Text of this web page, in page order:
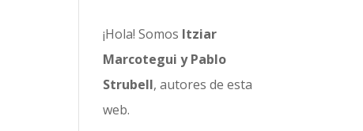
¡Hola! Somos Itziar
Marcotegui y Pablo
Strubell, autores de esta
web.